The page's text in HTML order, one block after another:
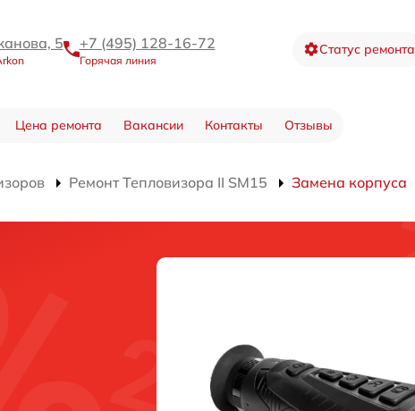
5 +7 (495) 128-16-72
Горячая линия
Статус ремонта
Цена ремонта Вакансии Контакты Отзывы
Ремонт Тепловизора II SM15 Замена корпуса